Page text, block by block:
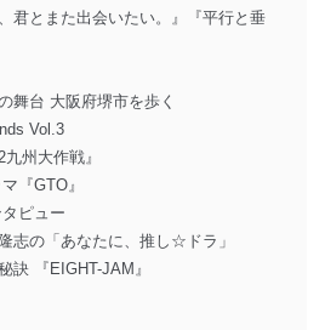
とまた出会いたい。』『平行と垂
台 大阪府堺市を歩く
Vol.3
州大作戦』
『GTO』
ピュー
の「あなたに、推し☆ドラ」
『EIGHT-JAM』